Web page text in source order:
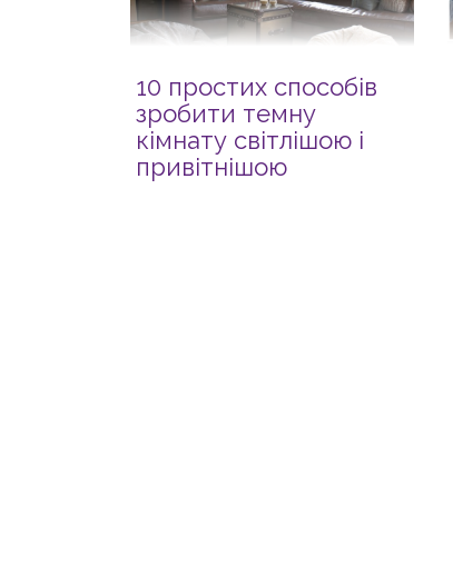
10 простих способів
зробити темну
кімнату світлішою і
привітнішою